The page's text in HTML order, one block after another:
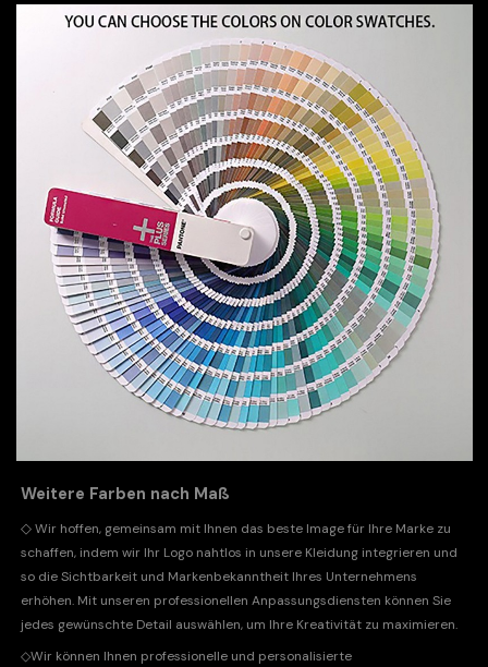
Weitere Farben nach Maß
◇ Wir hoffen, gemeinsam mit Ihnen das beste Image für Ihre Marke zu
schaffen, indem wir Ihr Logo nahtlos in unsere Kleidung integrieren und
so die Sichtbarkeit und Markenbekanntheit Ihres Unternehmens
erhöhen. Mit unseren professionellen Anpassungsdiensten können Sie
jedes gewünschte Detail auswählen, um Ihre Kreativität zu maximieren.
◇Wir können Ihnen professionelle und personalisierte